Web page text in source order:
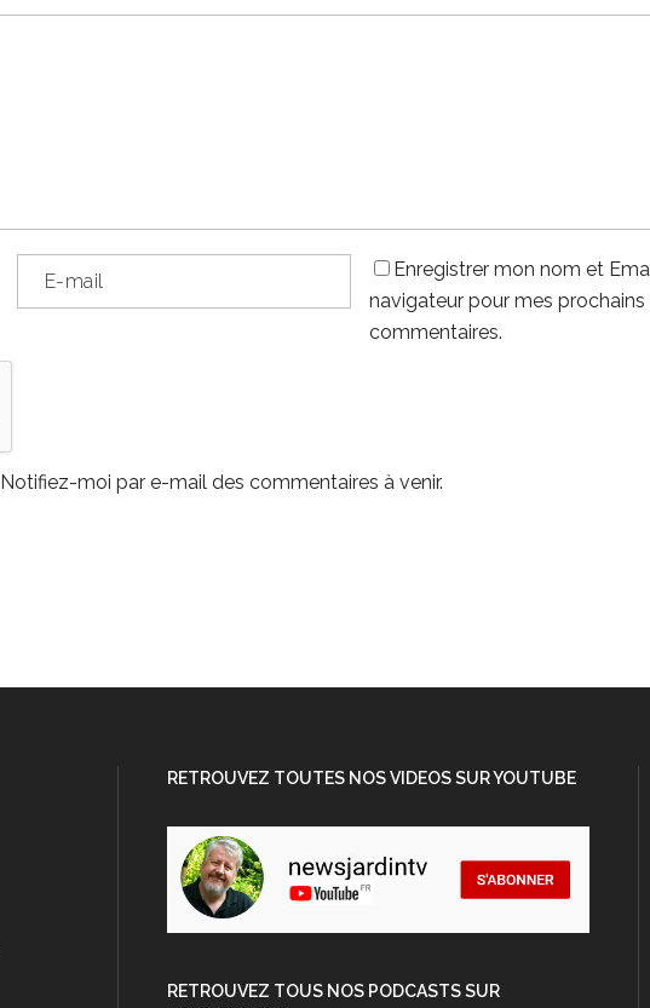
Enregistrer mon nom et
navigateur pour mes prochains
commentaires.
Notifiez-moi par e-mail des commentaires à venir.
RETROUVEZ TOUTES NOS VIDEOS SUR YOUTUBE
RETROUVEZ TOUS NOS PODCASTS SUR